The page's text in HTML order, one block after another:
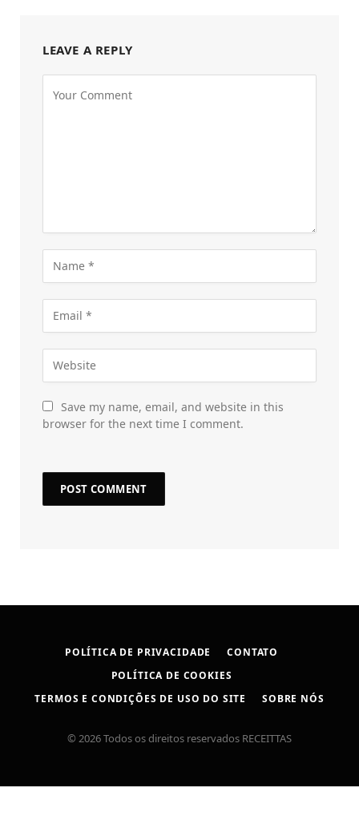
LEAVE A REPLY
Save my name, email, and website in this
browser for the next time I comment.
POLÍTICA DE PRIVACIDADE
CONTATO
POLÍTICA DE COOKIES
TERMOS E CONDIÇÕES DE USO DO SITE
SOBRE NÓS
© 2026 Todos os direitos reservados RECEITTAS